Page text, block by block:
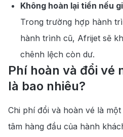
Không hoàn lại tiền nếu
Trong trường hợp hành
hành trình cũ, Afrijet sẽ
chênh lệch còn dư.
Phí hoàn và đổi vé
là bao nhiêu?
Chi phí đổi và hoàn vé là
tâm hàng đầu của hành